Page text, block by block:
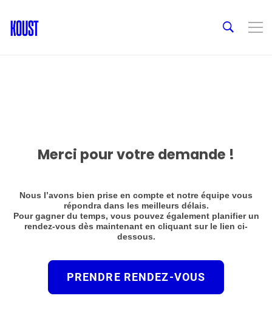
Merci pour votre demande !
Nous l’avons bien prise en compte et notre équipe vous
répondra dans les meilleurs délais.
Pour gagner du temps, vous pouvez également planifier un
rendez-vous dès maintenant en cliquant sur le lien ci-
dessous.
PRENDRE RENDEZ-VOUS